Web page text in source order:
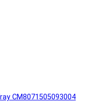
CM8071505093004